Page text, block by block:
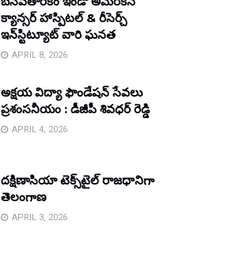
క్యాన్సర్ హాస్పిటల్ & రీసెర్చ్
ఇన్‌స్టిట్యూట్ వారి ఘనత
APRIL 8, 2026
అక్షయ విద్యా ఫౌండేషన్ సేవలు
ప్రశంసనీయం : డీజీపీ శివధర్ రెడ్డి
APRIL 4, 2026
దక్షిణాసియా టెక్స్‌టైల్ రాజధానిగా
తెలంగాణ
APRIL 3, 2026